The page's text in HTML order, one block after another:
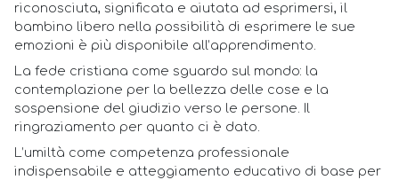
riconosciuta, significata e aiutata ad esprimersi, il
bambino libero nella possibilità di esprimere le sue
emozioni è più disponibile all’apprendimento.
La fede cristiana come sguardo sul mondo: la
contemplazione per la bellezza delle cose e la
sospensione del giudizio verso le persone. Il
ringraziamento per quanto ci è dato.
L’umiltà come competenza professionale
indispensabile e atteggiamento educativo di base per